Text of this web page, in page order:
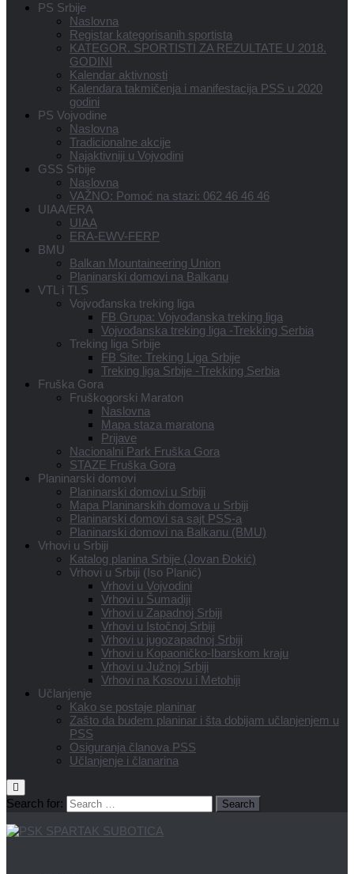
PS Srbije
Naslovna
Registar kategorisanih sportista
KATEGOR. SPORTISTI ZA REZULTATE U 2018.
GODINI
Kalendar aktivnosti
Kalendara takmičenja i manifestacija PSS u 2020
godini
PS Vojvodine
Naslovna
Tradicionalne akcije
Najaktivniji u Vojvodini
GSS Srbije
Naslovna
VAŽNO: Pomoć na stazi: 062 46 46 46
UIAA/ERA
UIAA
ERA-EWV-FERP
BMU
Balkan Mountaineering Union
Planinarski domovi na Balkanu
VTL i TLS
Vojvođanska treking liga
FB Grupa: Vojvođanska treking liga
Vojvođanska treking liga -Trekking Serbia
Treking liga Srbije
FB Site: Treking Liga Srbije
Treking liga Srbije -Trekking Serbia
Fruška Gora
Fruškogorski Maraton
Naslovna
Mapa staza maratona
Prijave
Nacionalni Park Fruška Gora
STAZE Fruška Gora
Planinarski domovi
Planinarski domovi u Srbiji
Mapa Planinarskih domova u Srbiji
Planinarski domovi sa sajt PSS-a
Planinarski domovi na Balkanu (BMU)
Vrhovi u Srbiji
Katalog planina Srbije (Jovan Đokić)
Vrhovi u Srbiji (Iso Planić)
Vrhovi u Vojvodini
Vrhovi u Šumadiji
Vrhovi u Zapadnoj Srbiji
Vrhovi u Istočnoj Srbiji
Vrhovi u jugozapadnoj Srbiji
Vrhovi u Kopaoničko-Ibarskom kraju
Vrhovi u Južnoj Srbiji
Vrhovi na Kosovu i Metohiji
Učlanjenje
Kako se postaje planinar
Zašto da budem planinar i šta dobijam učlanjenjem u
PSS
Osiguranja članova PSS
Učlanjenje i članarina
Search for: